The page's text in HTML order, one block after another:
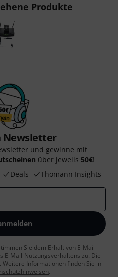
Produkte
Newsletter
und gewinne mit
über jeweils 50€!
Deals Thomann Insights
Sie dem Erhalt von E-Mail-
E-Mail-Nutzungsverhaltens zu. Die
Informationen finden Sie in
.